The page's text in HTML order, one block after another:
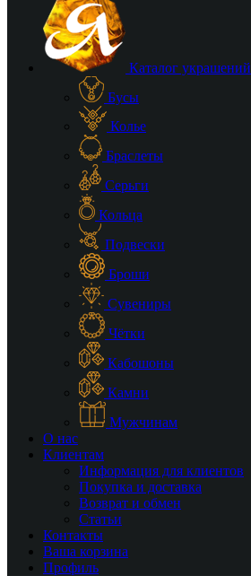
Каталог украшений
Бусы
Колье
Браслеты
Серьги
Кольца
Подвески
Броши
Сувениры
Чётки
Кабошоны
Камни
Мужчинам
О нас
Клиентам
Информация для клиентов
Покупка и доставка
Возврат и обмен
Статьи
Контакты
Ваша корзина
Профиль